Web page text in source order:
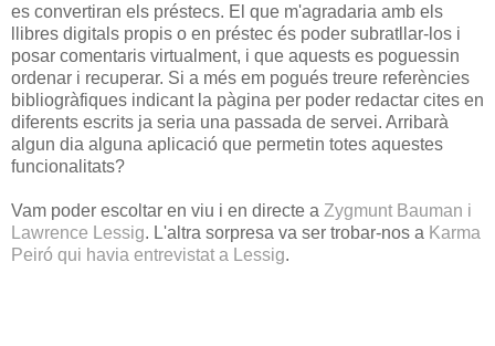
es convertiran els préstecs. El que m'agradaria amb els
llibres digitals propis o en préstec és poder subratllar-los i
posar comentaris virtualment, i que aquests es poguessin
ordenar i recuperar. Si a més em pogués treure referències
bibliogràfiques indicant la pàgina per poder redactar cites en
diferents escrits ja seria una passada de servei. Arribarà
algun dia alguna aplicació que permetin totes aquestes
funcionalitats?
Vam poder escoltar en viu i en directe a Zygmunt Bauman i
Lawrence Lessig. L'altra sorpresa va ser trobar-nos a Karma
Peiró qui havia entrevistat a Lessig.